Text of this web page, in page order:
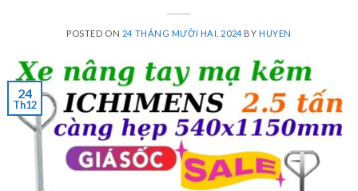
POSTED ON 24 THÁNG MƯỜI HAI, 2024 BY HUYEN
24
Th12